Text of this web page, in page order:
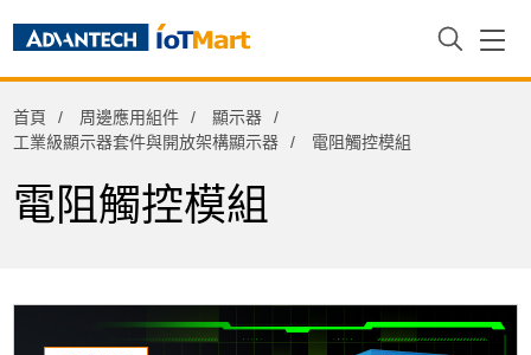
首頁 周邊應用組件
顯示器
工業級顯示器套件與開放架構顯示器
電阻觸控模組
電阻觸控模組
iDoor功能擴充模組
工業級硬碟
熱感式印表機